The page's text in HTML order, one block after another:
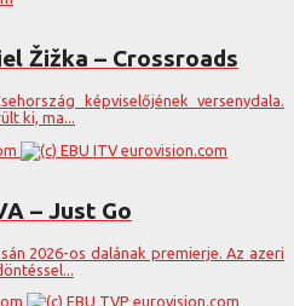
Žižka – Crossroads
képviselőjének versenydala.
ki, ma...
– Just Go
2026-os dalának premierje. Az azeri